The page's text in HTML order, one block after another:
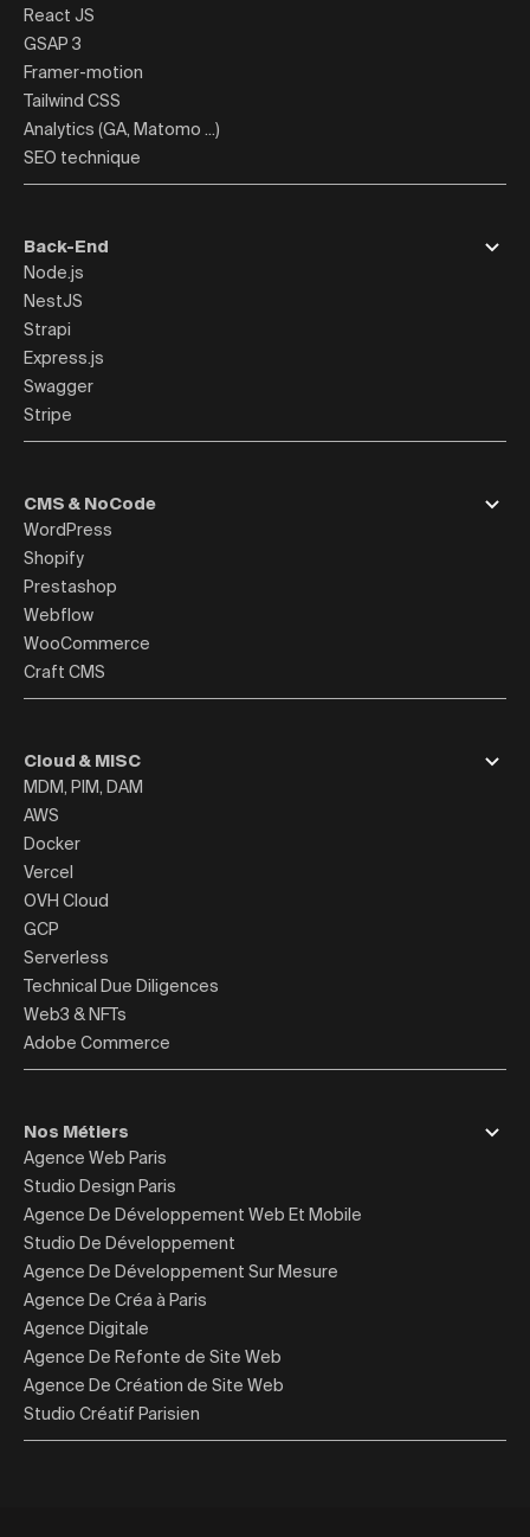
React JS
GSAP 3
Framer-motion
Tailwind CSS
Analytics (GA, Matomo ...)
SEO technique
Back-End
Node.js
NestJS
Strapi
Express.js
Swagger
Stripe
CMS & NoCode
WordPress
Shopify
Prestashop
Webflow
WooCommerce
Craft CMS
Cloud & MISC
MDM, PIM, DAM
AWS
Docker
Vercel
OVH Cloud
GCP
Serverless
Technical Due Diligences
Web3 & NFTs
Adobe Commerce
Nos Métiers
Agence Web Paris
Studio Design Paris
Agence De Développement Web Et Mobile
Studio De Développement
Agence De Développement Sur Mesure
Agence De Créa à Paris
Agence Digitale
Agence De Refonte de Site Web
Agence De Création de Site Web
Studio Créatif Parisien